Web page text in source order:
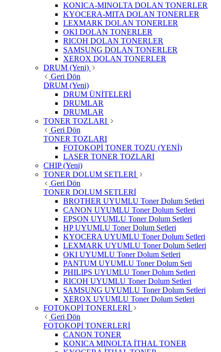
KONICA-MINOLTA DOLAN TONERLER
KYOCERA-MITA DOLAN TONERLER
LEXMARK DOLAN TONERLER
OKI DOLAN TONERLER
RICOH DOLAN TONERLER
SAMSUNG DOLAN TONERLER
XEROX DOLAN TONERLER
DRUM (Yeni)
Geri Dön
DRUM (Yeni)
DRUM ÜNİTELERİ
DRUMLAR
DRUMLAR
TONER TOZLARI
Geri Dön
TONER TOZLARI
FOTOKOPİ TONER TOZU (YENİ)
LASER TONER TOZLARI
CHIP (Yeni)
TONER DOLUM SETLERİ
Geri Dön
TONER DOLUM SETLERİ
BROTHER UYUMLU Toner Dolum Setleri
CANON UYUMLU Toner Dolum Setleri
EPSON UYUMLU Toner Dolum Setleri
HP UYUMLU Toner Dolum Setleri
KYOCERA UYUMLU Toner Dolum Setleri
LEXMARK UYUMLU Toner Dolum Setleri
OKI UYUMLU Toner Dolum Setleri
PANTUM UYUMLU Toner Dolum Seti
PHILIPS UYUMLU Toner Dolum Setleri
RICOH UYUMLU Toner Dolum Setleri
SAMSUNG UYUMLU Toner Dolum Setleri
XEROX UYUMLU Toner Dolum Setleri
FOTOKOPİ TONERLERİ
Geri Dön
FOTOKOPİ TONERLERİ
CANON TONER
KONICA MINOLTA İTHAL TONER